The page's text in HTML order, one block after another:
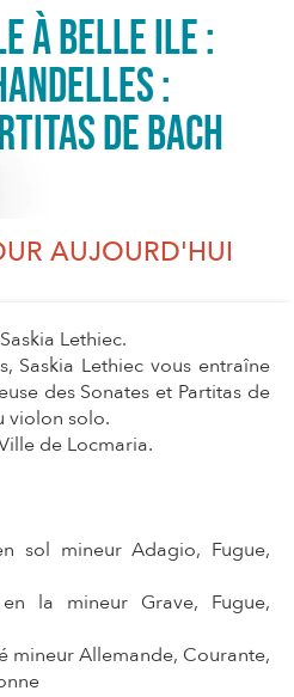
à Belle Ile :
:
de Bach
AUJOURD'HUI
Lethiec.
Saskia Lethiec vous entraîne
des Sonates et Partitas de
violon solo.
de Locmaria.
sol mineur Adagio, Fugue,
la mineur Grave, Fugue,
mineur Allemande, Courante,